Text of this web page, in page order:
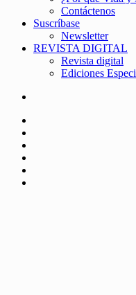
Contáctenos
Suscríbase
Newsletter
REVISTA DIGITAL
Revista digital
Ediciones